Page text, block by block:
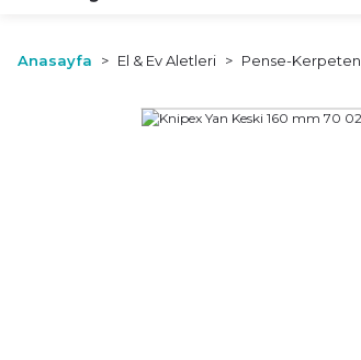
Anasayfa El & Ev Aletleri Pense-Kerpeten